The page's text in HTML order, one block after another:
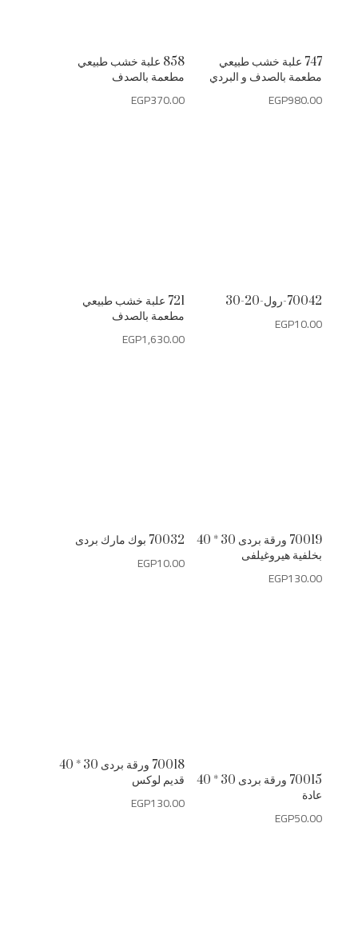
858 علبة خشب طبيعي
مطعمة بالصدف
EGP370.00
747 علبة خشب طبيعي
مطعمة بالصدف و البردي
EGP980.00
721 علبة خشب طبيعي
مطعمة بالصدف
EGP1,630.00
70042-رول-20-30
EGP10.00
70032 بوك مارك بردى
EGP10.00
70019 ورقة بردى 30 * 40
بخلفية هيروغيلفى
EGP130.00
70018 ورقة بردى 30 * 40
قديم لوكس
EGP130.00
70015 ورقة بردى 30 * 40
عادة
EGP50.00